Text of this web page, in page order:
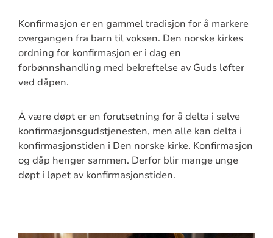
Konfirmasjon er en gammel tradisjon for å markere
overgangen fra barn til voksen. Den norske kirkes
ordning for konfirmasjon er i dag en
forbønnshandling med bekreftelse av Guds løfter
ved dåpen.
Å være døpt er en forutsetning for å delta i selve
konfirmasjonsgudstjenesten, men alle kan delta i
konfirmasjonstiden i Den norske kirke. Konfirmasjon
og dåp henger sammen. Derfor blir mange unge
døpt i løpet av konfirmasjonstiden.